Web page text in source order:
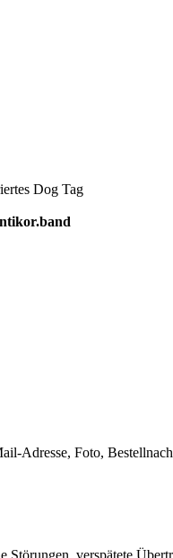
Dog Tag
Adresse, Foto,